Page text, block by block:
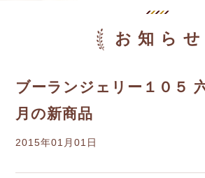
お知らせ
ブーランジェリー１０５
月の新商品
2015年01月01日